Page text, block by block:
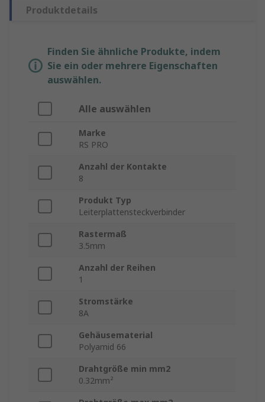
Produktdetails
Finden Sie ähnliche Produkte, indem
Sie ein oder mehrere Eigenschaften
auswählen.
Alle auswählen
Marke
RS PRO
Anzahl der Kontakte
8
Produkt Typ
Leiterplattensteckverbinder
Rastermaß
3.5mm
Anzahl der Reihen
1
Stromstärke
8A
Gehäusematerial
Polyamid 66
Drahtgröße min mm2
0.32mm²